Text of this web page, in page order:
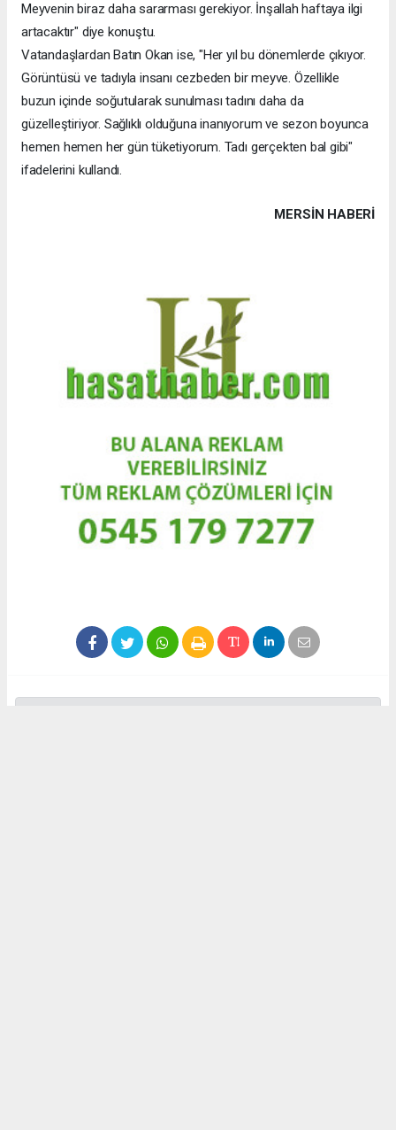
Meyvenin biraz daha sararması gerekiyor. İnşallah haftaya ilgi
artacaktır" diye konuştu.
Vatandaşlardan Batın Okan ise, "Her yıl bu dönemlerde çıkıyor.
Görüntüsü ve tadıyla insanı cezbeden bir meyve. Özellikle
buzun içinde soğutularak sunulması tadını daha da
güzelleştiriyor. Sağlıklı olduğuna inanıyorum ve sezon boyunca
hemen hemen her gün tüketiyorum. Tadı gerçekten bal gibi"
ifadelerini kullandı.
MERSIN HABERİ